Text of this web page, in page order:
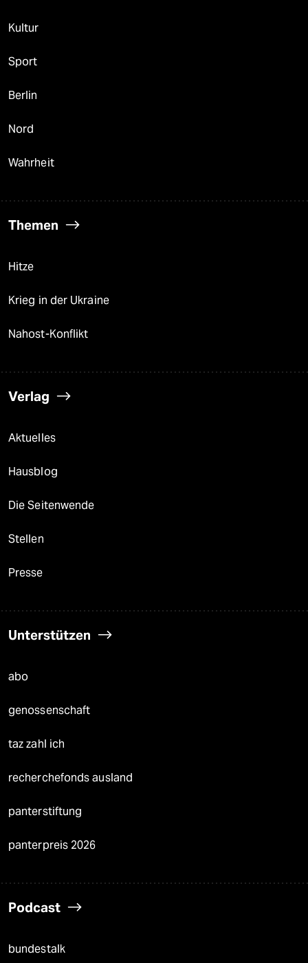
Kultur
Sport
Berlin
Nord
Wahrheit
Themen
Hitze
Krieg in der Ukraine
Nahost-Konflikt
Verlag
Aktuelles
Hausblog
Die Seitenwende
Stellen
Presse
Unterstützen
abo
genossenschaft
taz zahl ich
recherchefonds ausland
panterstiftung
panterpreis 2026
Podcast
bundestalk